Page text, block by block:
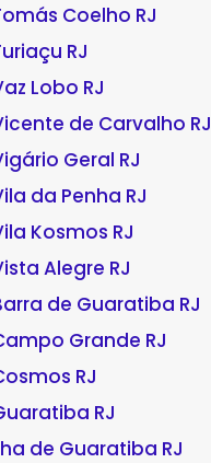
Coelho RJ
RJ
Lobo RJ
de Carvalho RJ
Geral RJ
da Penha RJ
Kosmos RJ
Alegre RJ
de Guaratiba RJ
Grande RJ
RJ
RJ
de Guaratiba RJ